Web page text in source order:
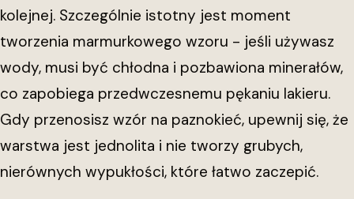
kolejnej. Szczególnie istotny jest moment
tworzenia marmurkowego wzoru - jeśli używasz
wody, musi być chłodna i pozbawiona minerałów,
co zapobiega przedwczesnemu pękaniu lakieru.
Gdy przenosisz wzór na paznokieć, upewnij się, że
warstwa jest jednolita i nie tworzy grubych,
nierównych wypukłości, które łatwo zaczepić.